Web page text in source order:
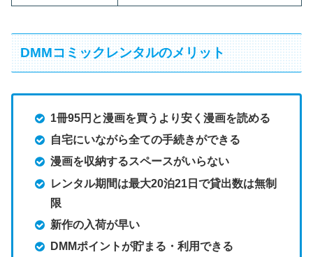
DMMコミックレンタルのメリット
1冊95円と漫画を買うより安く漫画を読める
自宅にいながら全ての手続きができる
漫画を収納するスペースがいらない
レンタル期間は最大20泊21日で貸出数は無制
限
新作の入荷が早い
DMMポイントが貯まる・利用できる